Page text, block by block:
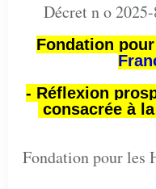
Décret n o
Fondation
- Réflexion
consacrée à
Fondation pour les